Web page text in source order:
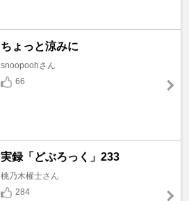
ちょっと涼みに
snoopoohさん
66
実録「どぶろっく」233
桃乃木權士さん
284